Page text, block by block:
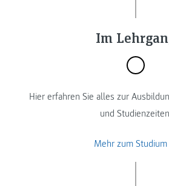
Im
Hier erfahren Sie alles zur
und
Mehr zum Studium